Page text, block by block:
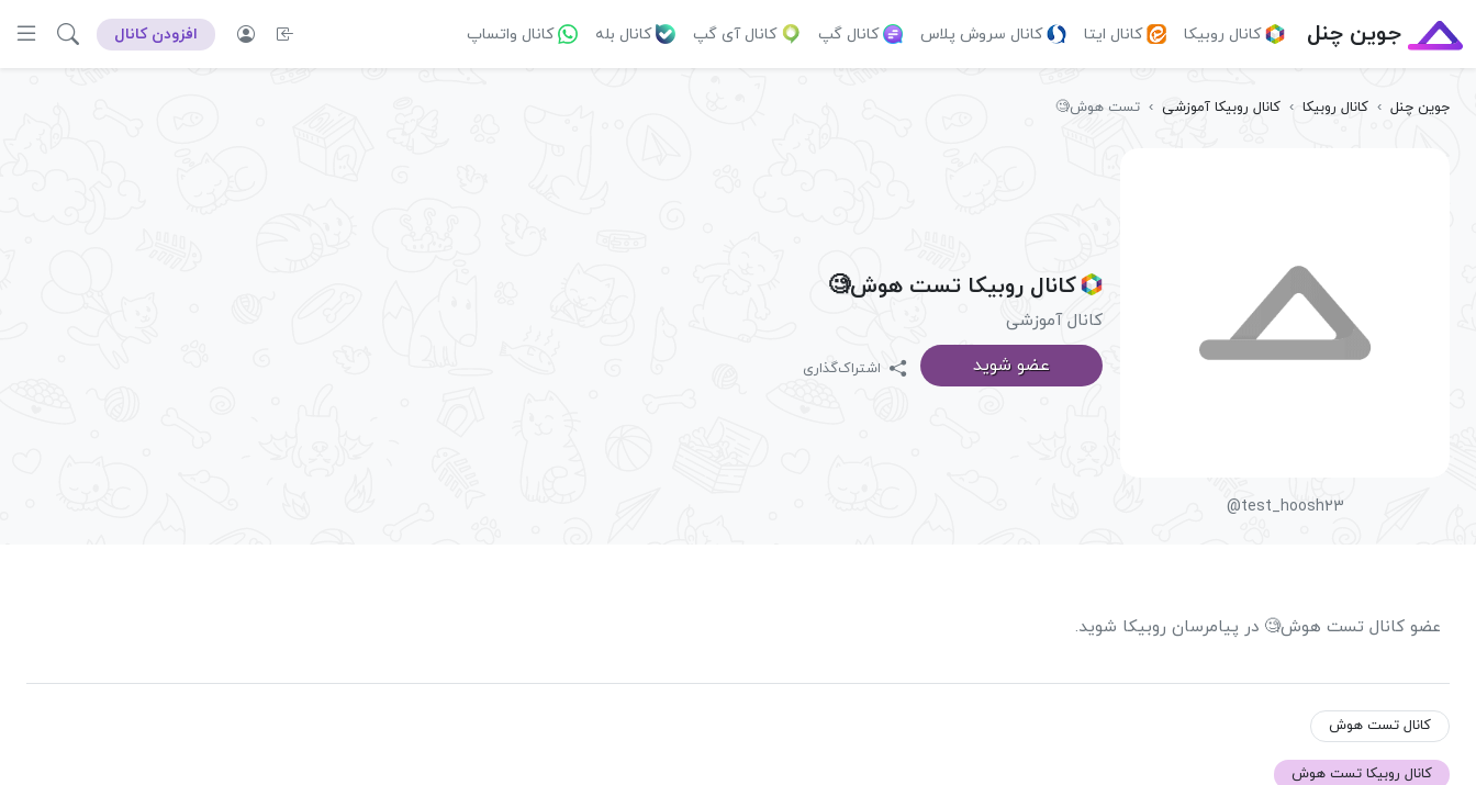
جوین چنل کانال روبیکا کانال ایتا کانال سروش پلاس کانال گپ کانال آی گپ کانال بله کانال واتساپ افزودن کانال
جوین چنل › کانال روبیکا › کانال روبیکا آموزشی › تست هوش🧐
@test_hoosh23
کانال روبیکا تست هوش🧐
کانال آموزشی
عضو شوید
اشتراک‌گذاری
عضو کانال تست هوش🧐 در پیامرسان روبیکا شوید.
کانال تست هوش
کانال روبیکا تست هوش